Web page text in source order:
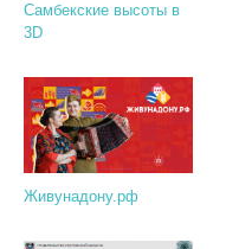
Самбекские высоты в
3D
Живунадону.рф